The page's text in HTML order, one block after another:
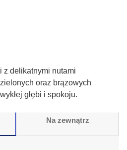
z delikatnymi nutami
oraz brązowych
głębi i spokoju.
Na zewnątrz